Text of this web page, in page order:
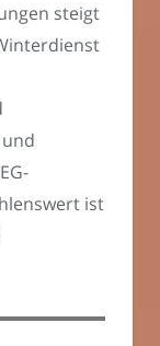
steigt
ist